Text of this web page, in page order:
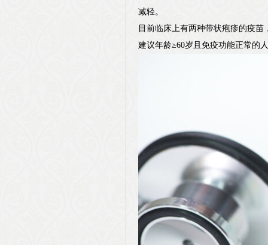
减轻。
目前临床上有两种带状疱疹的疫
建议年龄≥60岁且免疫功能正常的